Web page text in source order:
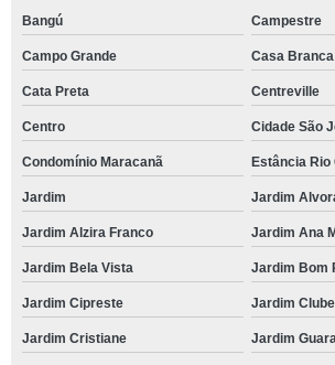
Bangú Campestre
Campo Grande Casa Branca
Cata Preta Centreville
Centro Cidade São
Condomínio Maracanã Estância Rio
Jardim Jardim
Jardim Alzira Franco Jardim Ana
Jardim Bela Vista Jardim Bom
Jardim Cipreste Jardim
Jardim Cristiane Jardim